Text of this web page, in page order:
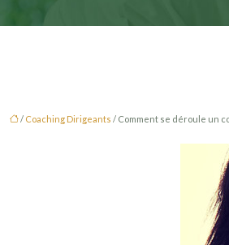
/ Coaching Dirigeants / Comment se déroule un